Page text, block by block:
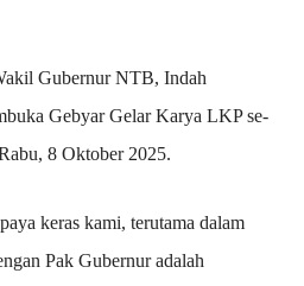
Gubernur NTB, Indah
Gebyar Gelar Karya LKP se-
8 Oktober 2025.
keras kami, terutama dalam
Pak Gubernur adalah